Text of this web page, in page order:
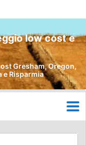
low cost e
Gresham, Oregon,
e Risparmia